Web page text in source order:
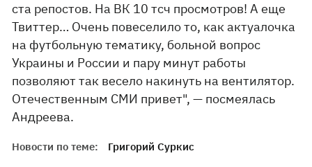
ста репостов. На ВК 10 тсч просмотров! А еще
Твиттер… Очень повеселило то, как актуалочка
на футбольную тематику, больной вопрос
Украины и России и пару минут работы
позволяют так весело накинуть на вентилятор.
Отечественным СМИ привет", — посмеялась
Андреева.
Новости по теме: Григорий Суркис